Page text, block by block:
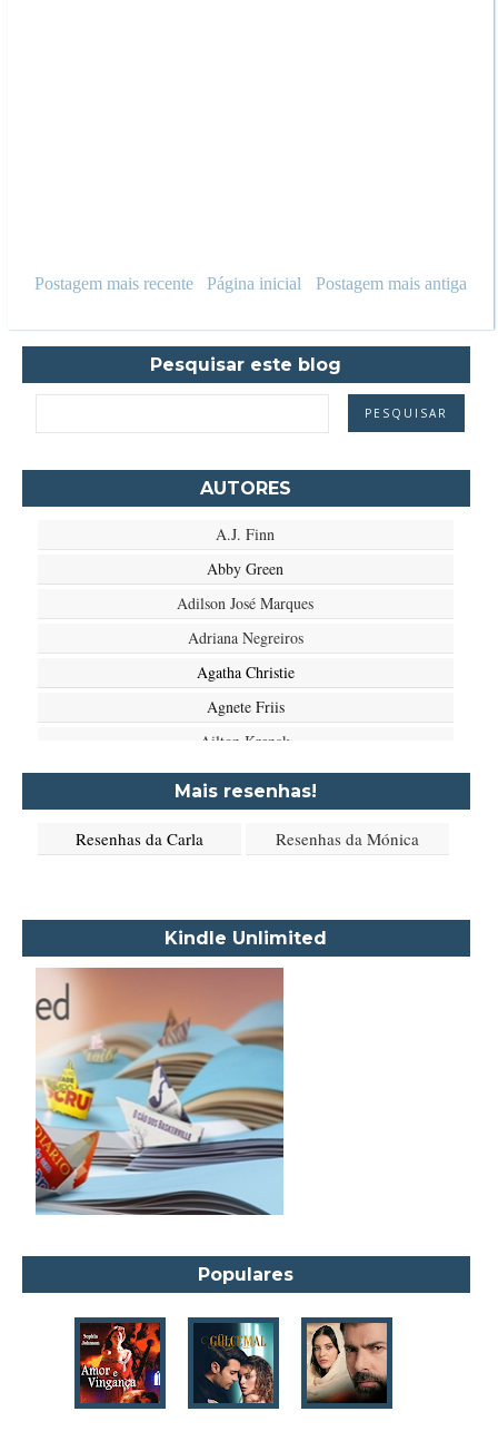
Postagem mais recente Postagem mais antiga
Página inicial
Pesquisar este blog
AUTORES
A.J. Finn
Abby Green
Adilson José Marques
Adriana Negreiros
Agatha Christie
Agnete Friis
Ailton Krenak
Aimée de Jongh
Aione Simões
Alexandre Dumas Filho
Alma Katsu
Aluísio Azevedo
Alyson Noël
Amanda Lovelace
Ana Beatriz Barbosa Silva
Ana Maria Machado
Angela Marsons
Anne Frank
Anne Gracie
Anne Hampson
Anne Mather
Mais resenhas!
Resenhas da Carla Resenhas da Mónica
Kindle Unlimited
Populares